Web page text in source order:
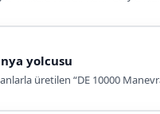
yolcusu
üretilen “DE 10000